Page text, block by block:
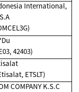
International,
S.A
42403)
ETSLT)
COMPANY K.S.C